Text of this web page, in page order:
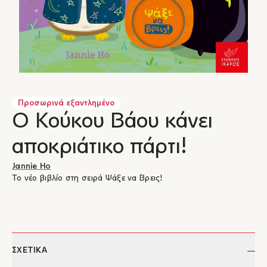
Προσωρινά εξαντλημένο
Ο Κούκου Βάου κάνει
αποκριάτικο πάρτι!
Jannie Ho
Το νέο βιβλίο στη σειρά Ψάξε να Βρεις!
ΣΧΕΤΙΚΑ